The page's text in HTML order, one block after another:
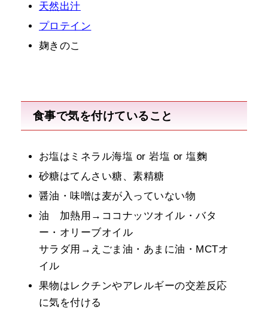
天然出汁
プロテイン
麹きのこ
食事で気を付けていること
お塩はミネラル海塩 or 岩塩 or 塩麴
砂糖はてんさい糖、素精糖
醤油・味噌は麦が入っていない物
油 加熱用→ココナッツオイル・バタ
ー・オリーブオイル
サラダ用→えごま油・あまに油・MCTオ
イル
果物はレクチンやアレルギーの交差反応
に気を付ける